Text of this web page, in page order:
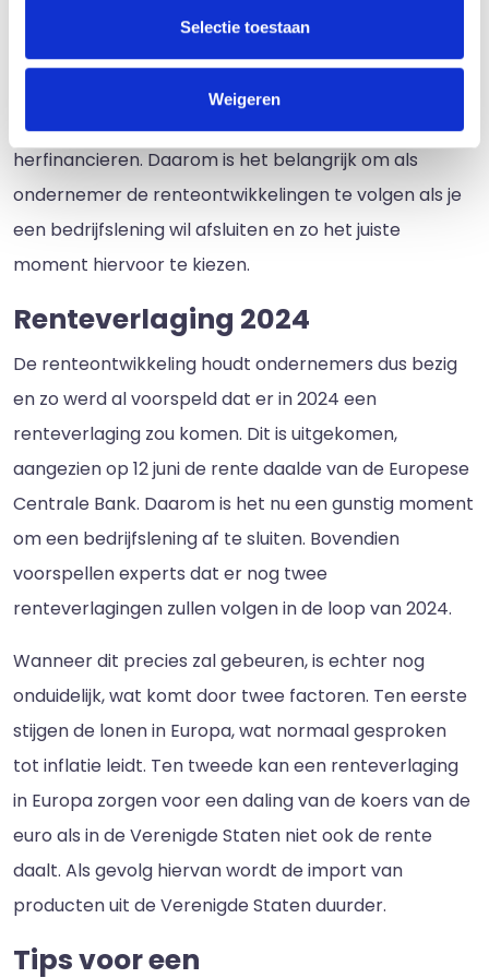
Selectie toestaan
Weigeren
Een dalende rente betekent dat er gunstigere
voorwaarden zijn om een bedrijfsfinanciering af te
sluiten. Zo kun je tegen lagere kosten investeren in je
eigen onderneming of bijvoorbeeld schulden
herfinancieren. Daarom is het belangrijk om als
ondernemer de renteontwikkelingen te volgen als je
een bedrijfslening wil afsluiten en zo het juiste
moment hiervoor te kiezen.
Renteverlaging 2024
De renteontwikkeling houdt ondernemers dus bezig
en zo werd al voorspeld dat er in 2024 een
renteverlaging zou komen. Dit is uitgekomen,
aangezien op 12 juni de rente daalde van de Europese
Centrale Bank. Daarom is het nu een gunstig moment
om een bedrijfslening af te sluiten. Bovendien
voorspellen experts dat er nog twee
renteverlagingen zullen volgen in de loop van 2024.
Wanneer dit precies zal gebeuren, is echter nog
onduidelijk, wat komt door twee factoren. Ten eerste
stijgen de lonen in Europa, wat normaal gesproken
tot inflatie leidt. Ten tweede kan een renteverlaging
in Europa zorgen voor een daling van de koers van de
euro als in de Verenigde Staten niet ook de rente
daalt. Als gevolg hiervan wordt de import van
producten uit de Verenigde Staten duurder.
Tips voor een